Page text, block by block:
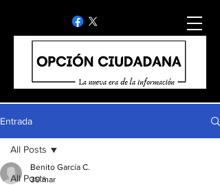
Entrada
All Posts
All Posts
Benito García C.
30 mar